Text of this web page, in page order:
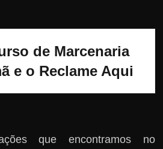
de Marcenaria
e o Reclame Aqui
que encontramos no